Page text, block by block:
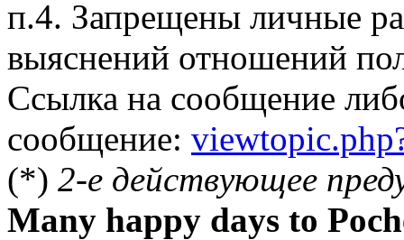
п.4. Запрещены личные
выяснений отношений
Ссылка на сообщение
сообщение:
(*) 2-е действующее
Many happy days to